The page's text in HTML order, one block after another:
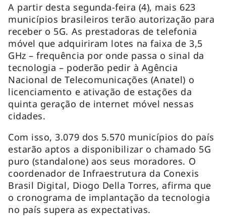
A partir desta segunda-feira (4), mais 623
municípios brasileiros terão autorização para
receber o 5G. As prestadoras de telefonia
móvel que adquiriram lotes na faixa de 3,5
GHz – frequência por onde passa o sinal da
tecnologia – poderão pedir à Agência
Nacional de Telecomunicações (Anatel) o
licenciamento e ativação de estações da
quinta geração de internet móvel nessas
cidades.
Com isso, 3.079 dos 5.570 municípios do país
estarão aptos a disponibilizar o chamado 5G
puro (standalone) aos seus moradores. O
coordenador de Infraestrutura da Conexis
Brasil Digital, Diogo Della Torres, afirma que
o cronograma de implantação da tecnologia
no país supera as expectativas.